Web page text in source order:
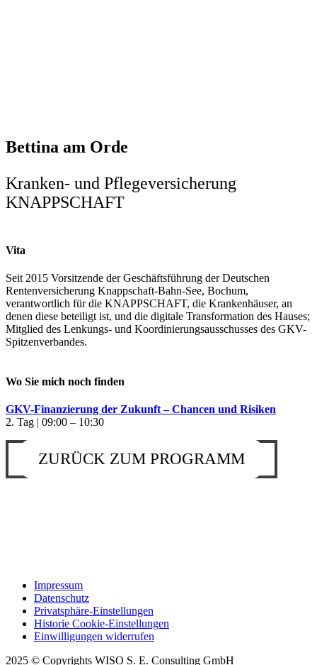
Bettina am Orde
Kranken- und Pflegeversicherung
KNAPPSCHAFT
Vita
Seit 2015 Vorsitzende der Geschäftsführung der Deutschen
Rentenversicherung Knappschaft-Bahn-See, Bochum,
verantwortlich für die KNAPPSCHAFT, die Krankenhäuser, an
denen diese beteiligt ist, und die digitale Transformation des Hauses;
Mitglied des Lenkungs- und Koordinierungsausschusses des GKV-
Spitzenverbandes.
Wo Sie mich noch finden
GKV-Finanzierung der Zukunft – Chancen und Risiken
2. Tag | 09:00 – 10:30
ZURÜCK ZUM PROGRAMM
Impressum
Datenschutz
Privatsphäre-Einstellungen
Historie Cookie-Einstellungen
Einwilligungen widerrufen
2025 © Copyrights WISO S. E. Consulting GmbH